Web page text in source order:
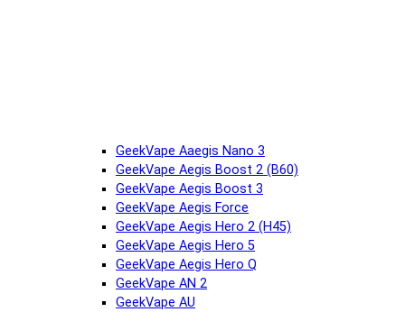
GeekVape Aaegis Nano 3
GeekVape Aegis Boost 2 (B60)
GeekVape Aegis Boost 3
GeekVape Aegis Force
GeekVape Aegis Hero 2 (H45)
GeekVape Aegis Hero 5
GeekVape Aegis Hero Q
GeekVape AN 2
GeekVape AU